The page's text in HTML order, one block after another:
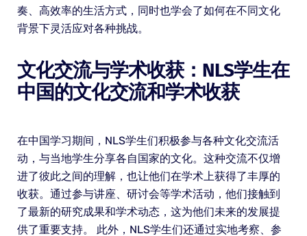
奏、高效率的生活方式，同时也学会了如何在不同文化
背景下灵活应对各种挑战。
文化交流与学术收获：NLS学生在
中国的文化交流和学术收获
在中国学习期间，NLS学生们积极参与各种文化交流活
动，与当地学生分享各自国家的文化。这种交流不仅增
进了彼此之间的理解，也让他们在学术上获得了丰厚的
收获。通过参与讲座、研讨会等学术活动，他们接触到
了最新的研究成果和学术动态，这为他们未来的发展提
供了重要支持。 此外，NLS学生们还通过实地考察、参